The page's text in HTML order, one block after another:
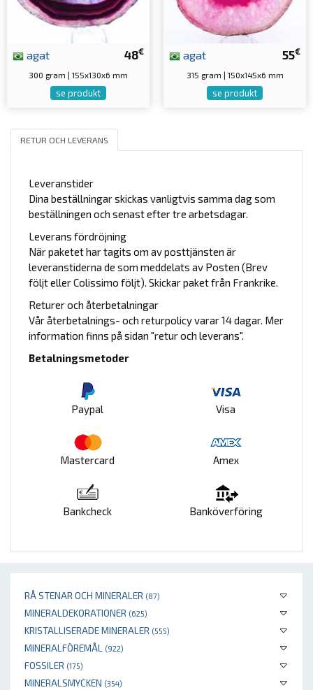
RÅ STENAR OCH MINERALER (87)
MINERALDEKORATIONER (625)
KRISTALLISERADE MINERALER (555)
MINERALFÖREMÅL (922)
FOSSILER (175)
MINERALSMYCKEN (354)
48€
agat
300 gram | 155x130x6 mm
se produkt
55€
agat
315 gram | 150x145x6 mm
se produkt
RETUR OCH LEVERANS
Leveranstider
Dina beställningar skickas vanligtvis samma dag som
beställningen och senast efter tre arbetsdagar.
Leverans fördröjning
När paketet har tagits om av posttjänsten är
leveranstiderna de som meddelats av Posten (Brev
följt eller Colissimo följt). Skickar paket från Frankrike.
Returer och återbetalningar
Vår återbetalnings- och returpolicy varar 14 dagar. Mer
information finns på sidan "retur och leverans".
Betalningsmetoder
Paypal Visa
Mastercard Amex
Bankcheck Banköverföring